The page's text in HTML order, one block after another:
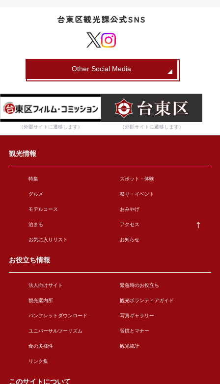
台東区観光課公式SNS
Other Social Media
（外部サイトに遷移します） （外部サイトに遷移します）
観光情報
特集 スポット・体験
グルメ 祭り・イベント
モデルコース おみやげ
泊まる アクセス
お気に入りリスト お知らせ
お役立ち情報
法人向けサイト 緊急時のお役立ち
観光案内所 観光ボランティアガイド
パンフレットダウンロード 写真ギャラリー
ユニバーサルツーリズム 習慣とマナー
食の多様性 観光統計
リンク集
このサイトについて